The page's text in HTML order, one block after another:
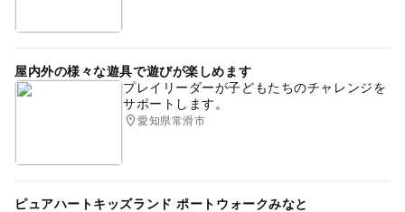
4月イベント
2025年4月のイベント
屋内外の様々な遊具で遊びが楽しめます
プレイリーダーが子どもたちのチャレンジを
サポートします。
愛知県常滑市
ピュアハートキッズランド ポートウォークみなと